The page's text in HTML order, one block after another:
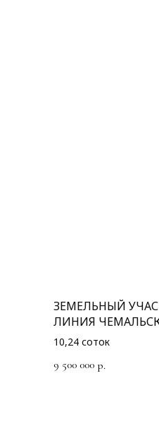
ЗЕМЕЛЬНЫЙ
ЛИНИЯ
:1565
10,24 соток
9 500 000 р.